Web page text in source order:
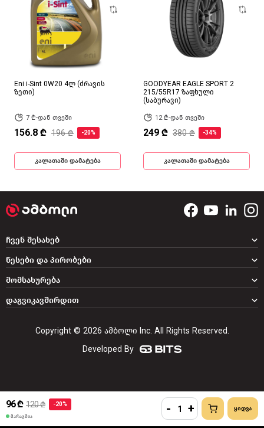
96 ₾ 120 ₾ -20%
მარაგშია
- +
Eni i-Sint 0W20 4ლ (ძრავის
ზეთი)
7 ₾-დან თვეში
156.8 ₾ 196 ₾ -20%
კალათაში დამატება
GOODYEAR EAGLE SPORT 2
215/55R17 ზაფხული
(საბურავი)
12 ₾-დან თვეში
249 ₾ 380 ₾ -34%
კალათაში დამატება
დაგვიკავშირდით
ჩვენ შესახებ
წესები და პირობები
მომსახურება
Copyright © 2026 ამბოლი Inc. All Rights Reserved.
Developed By